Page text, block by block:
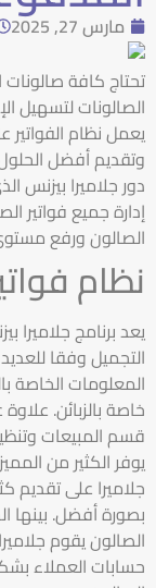
مارس 27, 2025
تحتاج كافة صالونات
الصالونات لتسهيل
يعمل نظام
وتقديم أفضل
دور جلاميرا بيزنس
إدارة جميع فواتير
الصالون ورفع
نظام
يعد برنامج
التجميل وفقا
المعلومات الخاصة
خاصة بالزبائن.
قسم المبيعات
يوفر الكثير من
جلاميرا على تقديم
بصورة أفضل. بينها
الصالون يقوم
حسابات العملاء